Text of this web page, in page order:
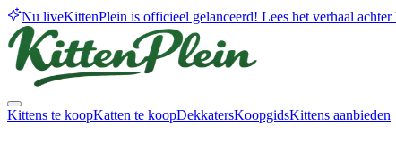
Nu liveKittenPlein is officieel gelanceerd! Lees het verhaal
Kittens te koopKatten te koopDekkatersKoopgidsKittens aanbieden